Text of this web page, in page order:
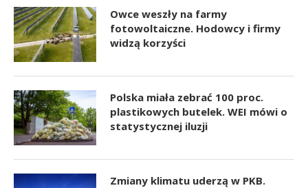
Owce weszły na farmy
fotowoltaiczne. Hodowcy i firmy
widzą korzyści
Polska miała zebrać 100 proc.
plastikowych butelek. WEI mówi o
statystycznej iluzji
Zmiany klimatu uderzą w PKB.